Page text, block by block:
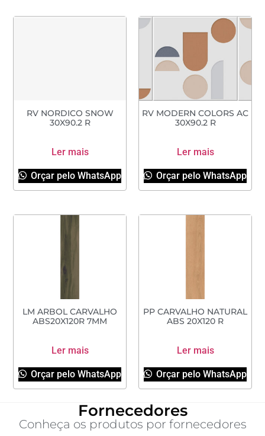
RV NORDICO SNOW
30X90.2 R
Ler mais
Orçar pelo WhatsApp
RV MODERN COLORS AC
30X90.2 R
Ler mais
Orçar pelo WhatsApp
LM ARBOL CARVALHO
ABS20X120R 7MM
Ler mais
Orçar pelo WhatsApp
PP CARVALHO NATURAL
ABS 20X120 R
Ler mais
Orçar pelo WhatsApp
Fornecedores
Conheça os produtos por fornecedores